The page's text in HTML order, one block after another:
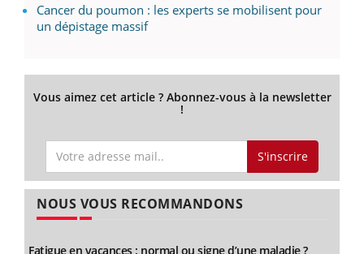
Cancer du poumon : les experts se mobilisent pour
un dépistage massif
Vous aimez cet article ? Abonnez-vous à la newsletter
!
S'inscrire
NOUS VOUS RECOMMANDONS
Fatigue en vacances : normal ou signe d’une maladie ?